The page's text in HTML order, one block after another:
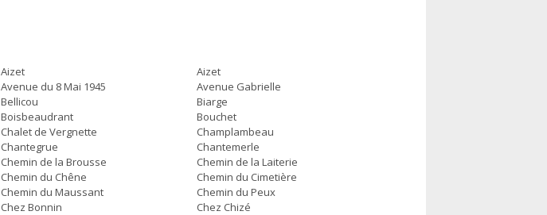
Aizet
Aizet
Avenue du 8 Mai 1945
Avenue Gabrielle
Bellicou
Biarge
Boisbeaudrant
Bouchet
Chalet de Vergnette
Champlambeau
Chantegrue
Chantemerle
Chemin de la Brousse
Chemin de la Laiterie
Chemin du Chêne
Chemin du Cimetière
Chemin du Maussant
Chemin du Peux
Chez Bonnin Chez Chizé